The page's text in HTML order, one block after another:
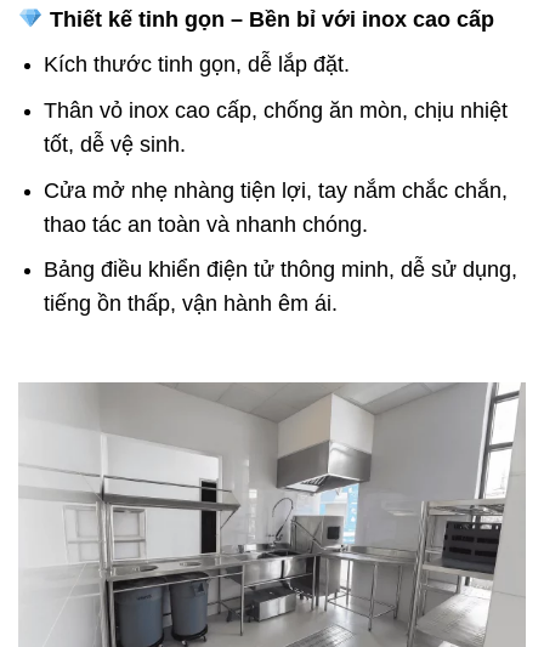
Thiết kế tinh gọn – Bền bỉ với inox cao cấp
Kích thước tinh gọn, dễ lắp đặt.
Thân vỏ inox cao cấp, chống ăn mòn, chịu nhiệt
tốt, dễ vệ sinh.
Cửa mở nhẹ nhàng tiện lợi, tay nắm chắc chắn,
thao tác an toàn và nhanh chóng.
Bảng điều khiển điện tử thông minh, dễ sử dụng,
tiếng ồn thấp, vận hành êm ái.